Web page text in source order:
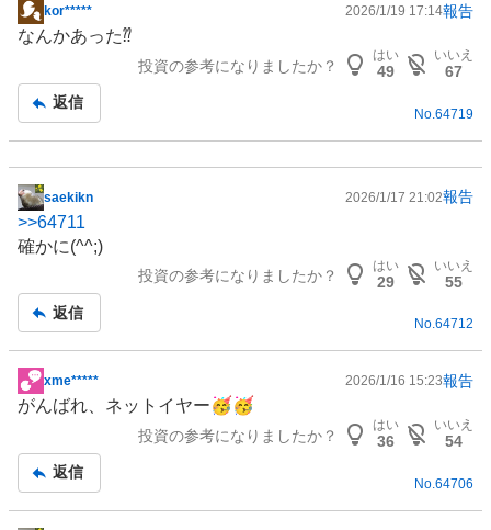
掲
示
事
kor***** 2026/1/19 17:14報告
なんかあった⁇
投資の参考になりましたか？
はい
49
いいえ
67
返信
No. 64719
掲
示
板
saekikn 2026/1/17 21:02報告
>>64711
確かに(^^;)
投資の参考になりましたか？
はい
29
いいえ
55
返信
No.64712
掲
示
事
xme***** 2026/1/16 15:23報告
がんばれ、ネットイヤー🥳🥳
投資の参考になりましたか？
はい
36
いいえ
54
返信
No. 64706